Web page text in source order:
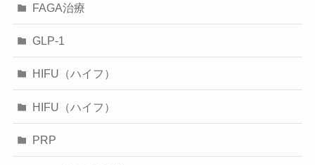
FAGA治療
GLP-1
HIFU（ハイフ）
HIFU（ハイフ）
PRP